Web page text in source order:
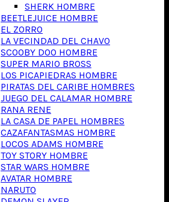
SHERK HOMBRE
BEETLEJUICE HOMBRE
EL ZORRO
LA VECINDAD DEL CHAVO
SCOOBY DOO HOMBRE
SUPER MARIO BROSS
LOS PICAPIEDRAS HOMBRE
PIRATAS DEL CARIBE HOMBRES
JUEGO DEL CALAMAR HOMBRE
RANA RENE
LA CASA DE PAPEL HOMBRES
CAZAFANTASMAS HOMBRE
LOCOS ADAMS HOMBRE
TOY STORY HOMBRE
STAR WARS HOMBRE
AVATAR HOMBRE
NARUTO